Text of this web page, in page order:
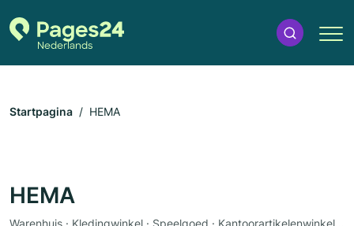
Startpagina HEMA
HEMA